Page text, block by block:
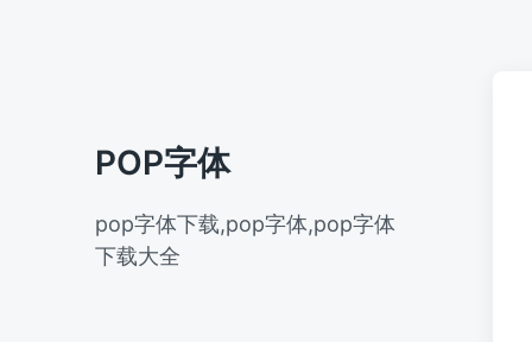
POP字体
pop字体下载,pop字体,pop字体
下载大全